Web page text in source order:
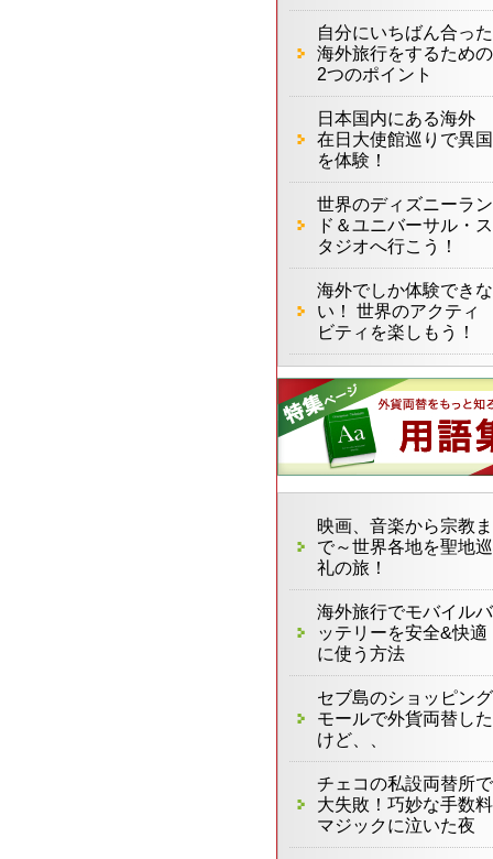
自分にいちばん合った
海外旅行をするための
2つのポイント
日本国内にある海外
在日大使館巡りで異国
を体験！
世界のディズニーラン
ド＆ユニバーサル・ス
タジオへ行こう！
海外でしか体験できな
い！ 世界のアクティ
ビティを楽しもう！
映画、音楽から宗教ま
で～世界各地を聖地巡
礼の旅！
海外旅行でモバイルバ
ッテリーを安全&快適
に使う方法
セブ島のショッピング
モールで外貨両替した
けど、、
チェコの私設両替所で
大失敗！巧妙な手数料
マジックに泣いた夜